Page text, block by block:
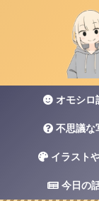
オモシロ
不思議な
イラスト
今日の